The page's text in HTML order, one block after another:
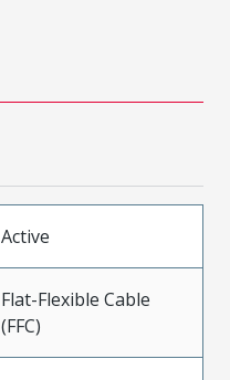
Active
Flat-Flexible Cable
(FFC)